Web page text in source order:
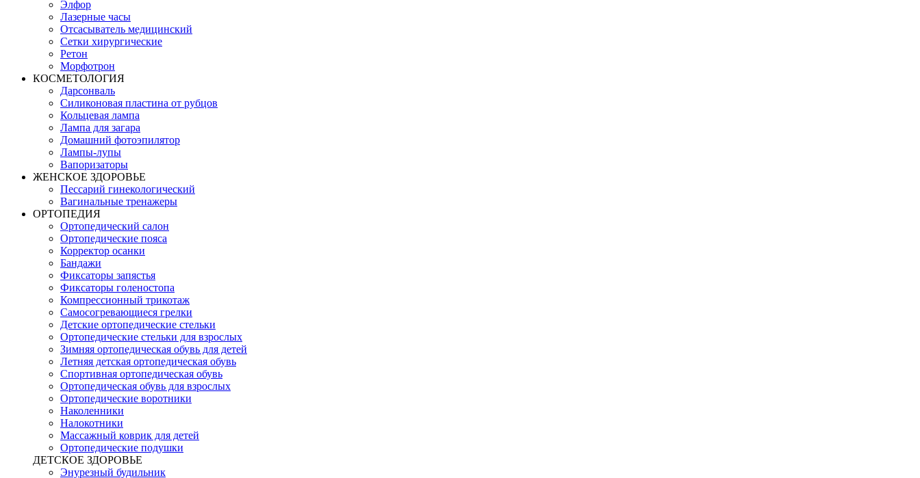
Элфор
Лазерные часы
Отсасыватель медицинский
Сетки хирургические
Ретон
Морфотрон
КОСМЕТОЛОГИЯ
Дарсонваль
Силиконовая пластина от рубцов
Кольцевая лампа
Лампа для загара
Домашний фотоэпилятор
Лампы-лупы
Вапоризаторы
ЖЕНСКОЕ ЗДОРОВЬЕ
Пессарий гинекологический
Вагинальные тренажеры
ОРТОПЕДИЯ
Ортопедический салон
Ортопедические пояса
Корректор осанки
Бандажи
Фиксаторы запястья
Фиксаторы голеностопа
Компрессионный трикотаж
Самосогревающиеся грелки
Детские ортопедические стельки
Ортопедические стельки для взрослых
Зимняя ортопедическая обувь для детей
Летняя детская ортопедическая обувь
Спортивная ортопедическая обувь
Ортопедическая обувь для взрослых
Ортопедические воротники
Наколенники
Налокотники
Массажный коврик для детей
Ортопедические подушки
ДЕТСКОЕ ЗДОРОВЬЕ
Энурезный будильник